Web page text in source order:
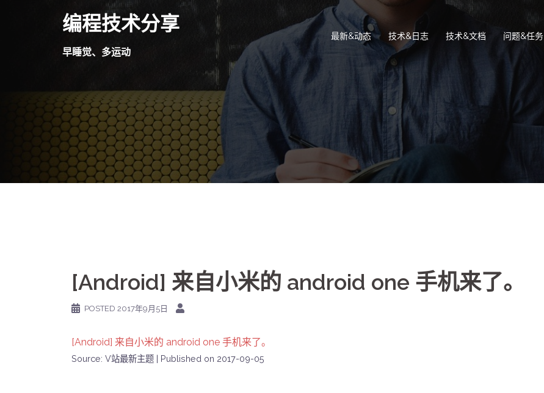
编程技术分享
早睡觉、多运动
最新&动态 技术&日志 技术&文档 问题&任务
[Android] 来自小米的 android one 手机来了。
POSTED 2017年9月5日
[Android] 来自小米的 android one 手机来了。
Source: V站最新主题 Published on 2017-09-05